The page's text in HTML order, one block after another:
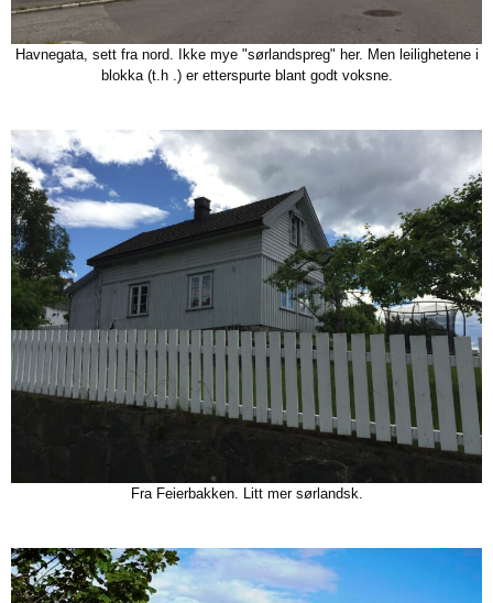
Havnegata, sett fra nord. Ikke mye "sørlandspreg" her. Men leilighetene i
blokka (t.h .) er etterspurte blant godt voksne.
Fra Feierbakken. Litt mer sørlandsk.